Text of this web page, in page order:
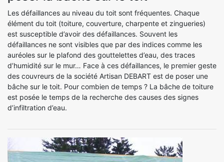
Les défaillances au niveau du toit sont fréquentes. Chaque
élément du toit (toiture, couverture, charpente et zingueries)
est susceptible d’avoir des défaillances. Souvent les
défaillances ne sont visibles que par des indices comme les
auréoles sur le plafond des gouttelettes d’eau, des traces
d’humidité sur le mur… Face à ces défaillances, le premier geste
des couvreurs de la société Artisan DEBART est de poser une
bâche sur le toit. Pour combien de temps ? La bâche de toiture
est posée le temps de la recherche des causes des signes
d’infiltration d’eau.